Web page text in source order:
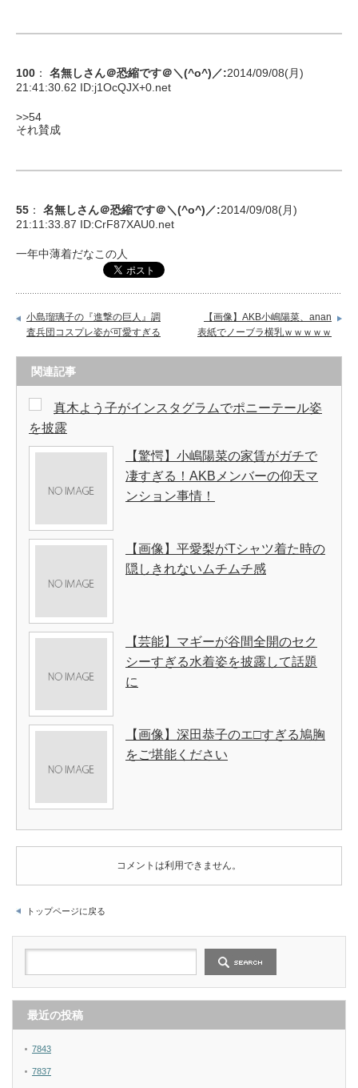
100 ： 名無しさん＠恐縮です＠＼(^o^)／:2014/09/08(月)
21:41:30.62 ID:j1OcQJX+0.net
>>54
それ賛成
55 ： 名無しさん＠恐縮です＠＼(^o^)／:2014/09/08(月)
21:11:33.87 ID:CrF87XAU0.net
一年中薄着だなこの人
小島瑠璃子の『進撃の巨人』調
査兵団コスプレ姿が可愛すぎる
【画像】AKB小嶋陽菜、anan
表紙でノーブラ横乳ｗｗｗｗｗ
関連記事
真木よう子がインスタグラムでポニーテール姿
を披露
【驚愕】小嶋陽菜の家賃がガチで
凄すぎる！AKBメンバーの仰天マ
ンション事情！
【画像】平愛梨がTシャツ着た時の
隠しきれないムチムチ感
【芸能】マギーが谷間全開のセク
シーすぎる水着姿を披露して話題
に
【画像】深田恭子のエ□すぎる鳩胸
をご堪能ください
コメントは利用できません。
トップページに戻る
最近の投稿
7843
7837